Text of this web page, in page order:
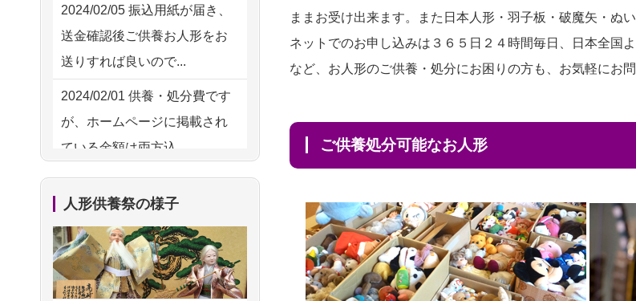
ままお受け出来ます。また日本人形・羽子板・破魔矢・ぬ
ネットでのお申し込みは３６５日２４時間毎日、日本全国
など、お人形のご供養・処分にお困りの方も、お気軽にお問
ご供養処分可能なお人形
千葉県の方からお申込み
2026/08/04 14:04
東京都の方からお申込み
2026/08/04 00:38
中野区の方からお申込み
2026/08/03 21:17
2026/08/02 18:47
虎ノ門の方からお申込み
2026/08/02 11:15
お人形の仕
分けなども丁寧に行う様子か
ら、大切...
供養の内容（料金
や送り方等）がとても丁寧に
説...
2026/07/18 つい先日も利用さ
2026/07/18 大切にしていたお
人形をきちんと供養してくだ
2024/02/05 振込用紙が届き、
送金確認後ご供養お人形をお
送りすれば良いので...
2024/02/01 供養・処分費です
が、ホームページに掲載され
ている金額は両方込...
2024/01/27実家にある七段飾
りの雛人形を処分したいので
すが 母親が高齢...
2024/01/13剥製の供養・処分
をお願いできますか？
人形供養祭の様子